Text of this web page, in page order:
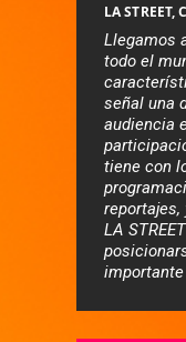
LA STREET,
Llegamos
todo el
señal una
audiencia
tiene con
LA